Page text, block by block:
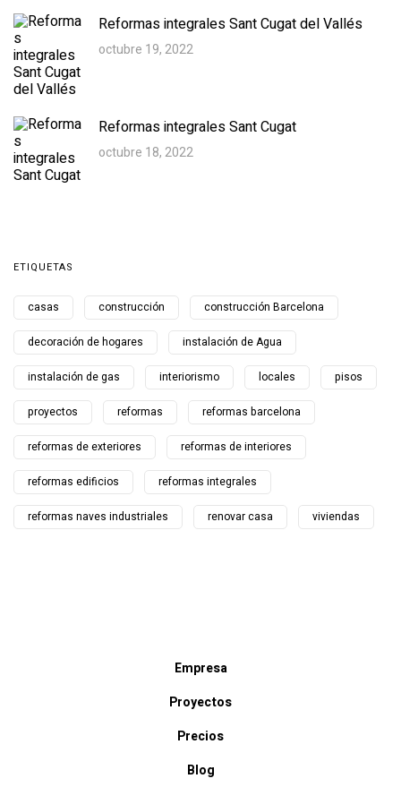
Reformas integrales Sant Cugat del Vallés
octubre 19, 2022
Reformas integrales Sant Cugat
octubre 18, 2022
ETIQUETAS
casas construcción construcción Barcelona
decoración de hogares instalación de Agua
instalación de gas interiorismo locales pisos
proyectos reformas reformas barcelona
reformas de exteriores reformas de interiores
reformas edificios reformas integrales
reformas naves industriales renovar casa viviendas
Empresa
Proyectos
Precios
Blog